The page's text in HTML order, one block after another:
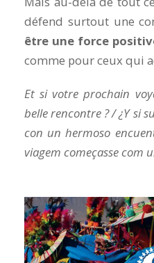
défend surtout une
être une force
comme pour ceux qui
Et si votre prochain
belle rencontre ? / ¿Y si
con un hermoso
viagem começasse com